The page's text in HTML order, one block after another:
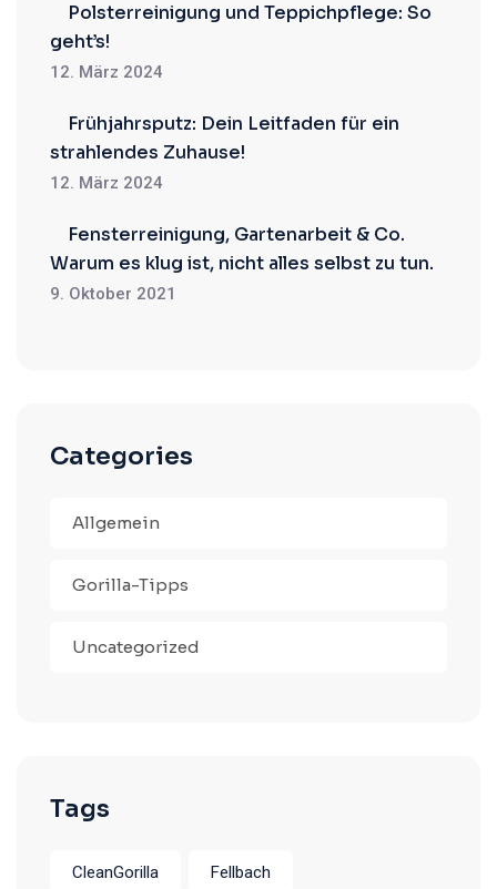
Polsterreinigung und Teppichpflege: So
geht’s!
12. März 2024
Frühjahrsputz: Dein Leitfaden für ein
strahlendes Zuhause!
12. März 2024
Fensterreinigung, Gartenarbeit & Co.
Warum es klug ist, nicht alles selbst zu tun.
9. Oktober 2021
Categories
Allgemein
Gorilla-Tipps
Uncategorized
Tags
CleanGorilla Fellbach